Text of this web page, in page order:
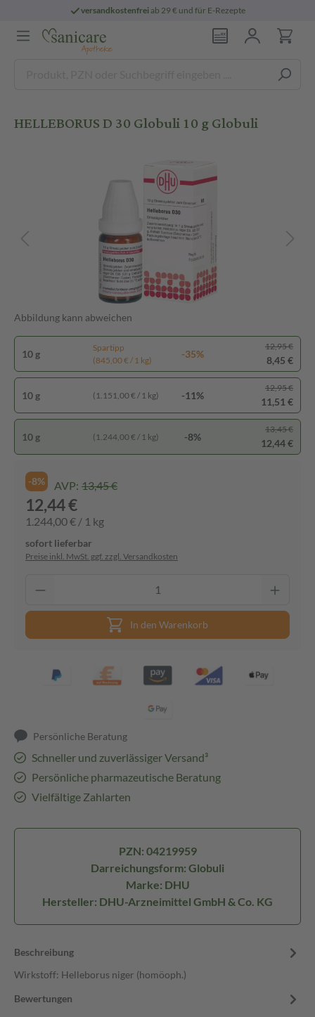
versandkostenfreiab 29 € und für E-Rezepte
HELLEBORUS D 30 Globuli 10 g Globuli
Abbildung kann abweichen
10 g
Spartipp
(845,00 € / 1 kg)
-35%
12,95 €
8,45 €
10 g (1.151,00 € / 1 kg) -11%
12,95 €
11,51 €
10 g (1.244,00 € / 1 kg) -8%
13,45 €
12,44 €
-8% AVP: 13,45 €
12,44 €
1.244,00 € / 1 kg
sofort lieferbar
Preise inkl. MwSt. ggf. zzgl. Versandkosten
In den Warenkorb
Persönliche Beratung
Schneller und zuverlässiger Versand³
Persönliche pharmazeutische Beratung
Vielfältige Zahlarten
PZN: 04219959
Darreichungsform: Globuli
Marke: DHU
Hersteller: DHU-Arzneimittel GmbH & Co. KG
Beschreibung
Wirkstoff: Helleborus niger (homöoph.)
Bewertungen